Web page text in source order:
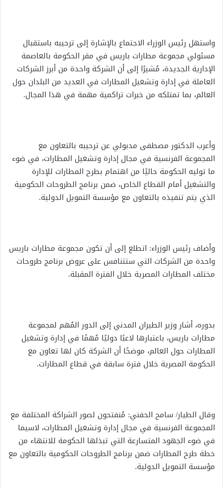
واستهل رئيس الوزراء الاجتماع بالإشارة إلى ترحيبه باستقبال
مسئولي مجموعة مطارات باريس في مقر الحكومة بالعاصمة
الإدارية الجديدة، مُشيرًا إلى أن الشركة واحدة من أبرز الشركات
العاملة في إدارة وتشغيل المطارات في العديد من البلدان حول
العالم، بما تمتلكه من خبرات تراكمية مهمة في هذا المجال.
وأعرب الدكتور مصطفى مدبولي عن ترحيبه بالتعاون مع
المجموعة الفرنسية في مجال إدارة وتشغيل المطارات، في ضوء
ما توليه الحكومة حاليًا من اهتمام بطرح المطارات للإدارة
والتشغيل أمام القطاع الخاص، ضمن برنامج الطروحات الحكومية
الذي يتم تنفيذه بالتعاون مع مؤسسة التمويل الدولية.
وأضاف رئيس الوزراء: اتطلع إلى أن تكون مجموعة مطارات باريس
واحدة من الشركات التي ستتنافس على عروض برنامج طروحات
مختلف المطارات المصرية خلال الفترة المقبلة.
بدوره، أشار وزير الطيران المدني إلى الدور المُهم لمجموعة
مطارات باريس، باعتبارها لاعبًا دوليًا مُهمًا في إدارة وتشغيل
المطارات حول العالم، موضحًا أن الشركة كان لها تعاون مع
الحكومة المصرية خلال فترة سابقة في قطاع المطارات.
وقال الطيار/ سامح الحفني: مُنفتحون لصور الشراكة المختلفة مع
المجموعة الفرنسية في مجال إدارة وتشغيل المطارات، لاسيما
في ضوء الجهود المتسارعة التي تبذلها الحكومة للانتهاء من
خطة طرح المطارات ضمن برنامج الطروحات الحكومية بالتعاون مع
مؤسسة التمويل الدولية.